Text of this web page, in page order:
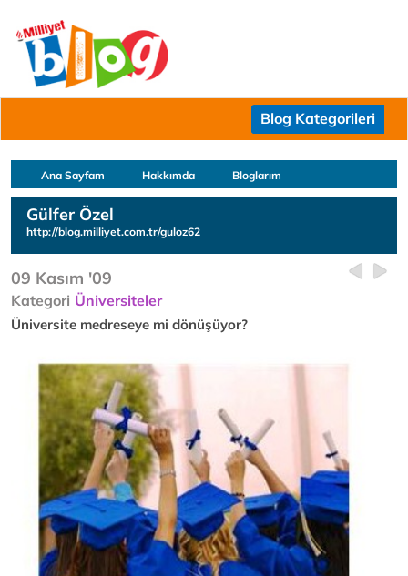
Blog Kategorileri
Ana Sayfam Hakkımda Bloglarım
Gülfer Özel
http://blog.milliyet.com.tr/guloz62
09 Kasım '09
Kategori Üniversiteler
Üniversite medreseye mi dönüşüyor?